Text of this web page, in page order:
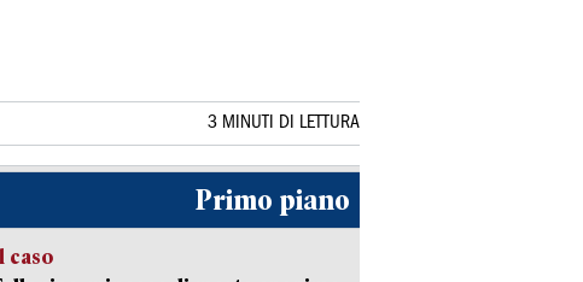
3 MINUTI DI LETTURA
Primo piano
caso